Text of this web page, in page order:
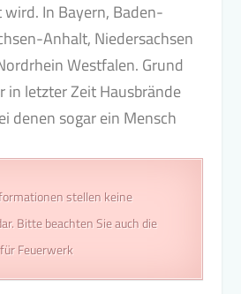
wird. In Bayern, Baden-
Anhalt, Niedersachsen
Westfalen. Grund
in letzter Zeit Hausbrände
denen sogar ein Mensch
stellen keine
Bitte beachten Sie auch die
Feuerwerk